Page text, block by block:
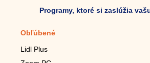
Programy, ktoré si zaslúžia
Obľúbené
Lidl Plus